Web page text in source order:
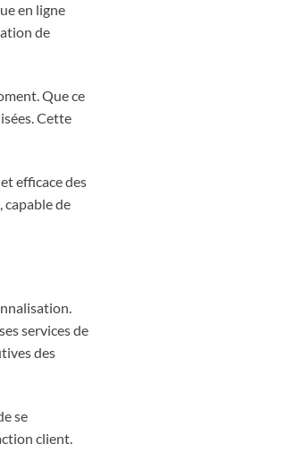
en ligne
de
Que ce
Cette
efficace des
de
services de
des
se
client.